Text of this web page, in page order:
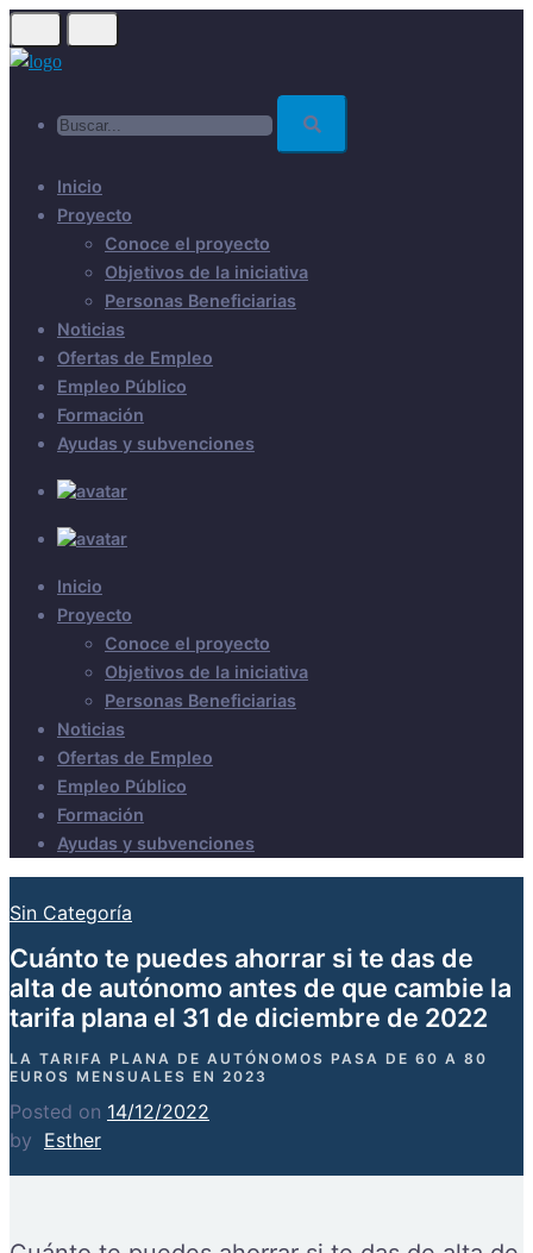
Skip
to
Inicio
Proyecto
Conoce el proyecto
Objetivos de la iniciativa
Personas Beneficiarias
Noticias
Ofertas de Empleo
Empleo Público
Formación
Ayudas y subvenciones
Inicio
Proyecto
Conoce el proyecto
Objetivos de la iniciativa
Personas Beneficiarias
Noticias
Ofertas de Empleo
Empleo Público
Formación
Ayudas y subvenciones
Sin Categoría
Cuánto te puedes ahorrar si te das de
alta de autónomo antes de que cambie la
tarifa plana el 31 de diciembre de 2022
LA TARIFA PLANA DE AUTÓNOMOS PASA DE 60 A 80
EUROS MENSUALES EN 2023
Posted on 14/12/2022
by Esther